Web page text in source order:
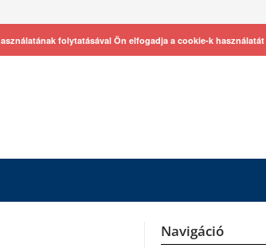
Navigáció
folytatásával Ön elfogadja a cookie-k használatát